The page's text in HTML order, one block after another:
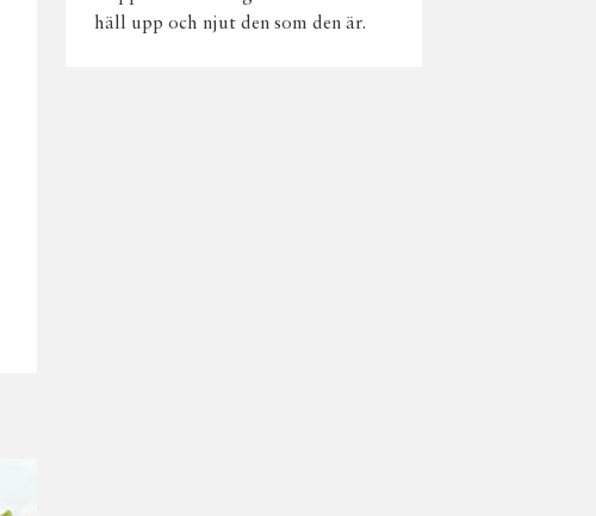
häll upp och njut den som den är.